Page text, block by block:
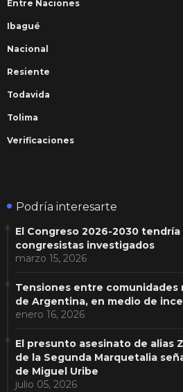
Entre Naciones
Ibagué
Nacional
Resiente
Todavida
Tolima
Verificaciones
Podría interesarte
El Congreso 2026-2030 tendría
congresistas investigados
marzo 15, 2026
Tensiones entre comunidades
de Argentina, en medio de
enero 16, 2026
El presunto asesinato de alias
de la Segunda Marquetalia
de Miguel Uribe
julio 05, 2026